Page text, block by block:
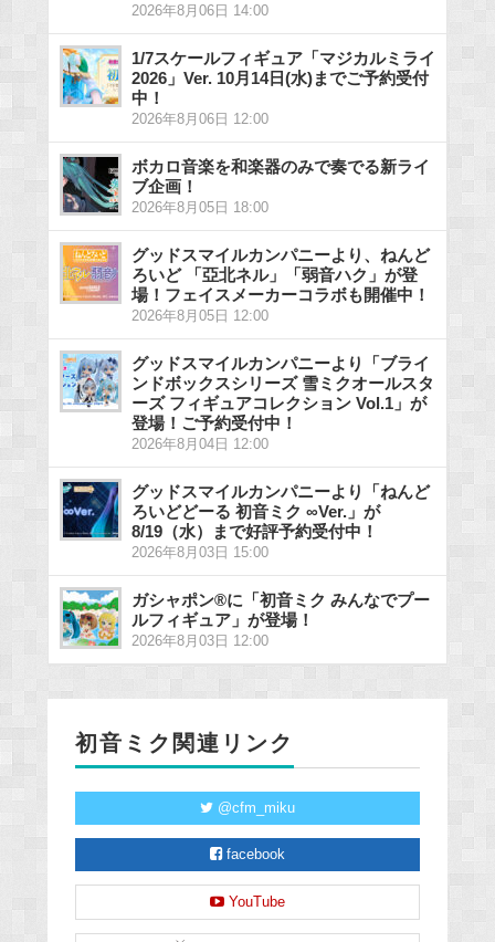
2026年8月06日 14:00
1/7スケールフィギュア「マジカルミライ
2026」Ver. 10月14日(水)までご予約受付
中！
2026年8月06日 12:00
ボカロ音楽を和楽器のみで奏でる新ライ
ブ企画！
2026年8月05日 18:00
グッドスマイルカンパニーより、ねんど
ろいど 「亞北ネル」「弱音ハク」が登
場！フェイスメーカーコラボも開催中！
2026年8月05日 12:00
グッドスマイルカンパニーより「ブライ
ンドボックスシリーズ 雪ミクオールスタ
ーズ フィギュアコレクション Vol.1」が
登場！ご予約受付中！
2026年8月04日 12:00
グッドスマイルカンパニーより「ねんど
ろいどどーる 初音ミク ∞Ver.」が
8/19（水）まで好評予約受付中！
2026年8月03日 15:00
ガシャポン®に「初音ミク みんなでプー
ルフィギュア」が登場！
2026年8月03日 12:00
初音ミク関連リンク
@cfm_miku
facebook
YouTube